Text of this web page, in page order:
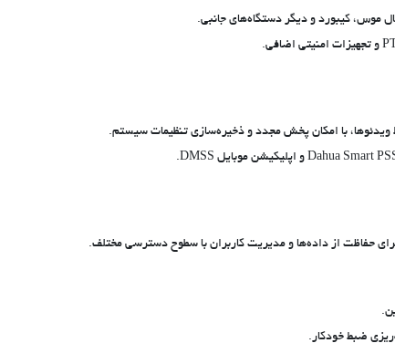
با امکان پخش مجدد و ذخیره‌سازی تنظیمات سیستم.
ضبط خودکار.